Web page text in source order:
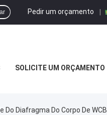
Pedir um orçamento |
SOLICITE UM ORÇAMENTO
Diafragma Do Corpo De WCB